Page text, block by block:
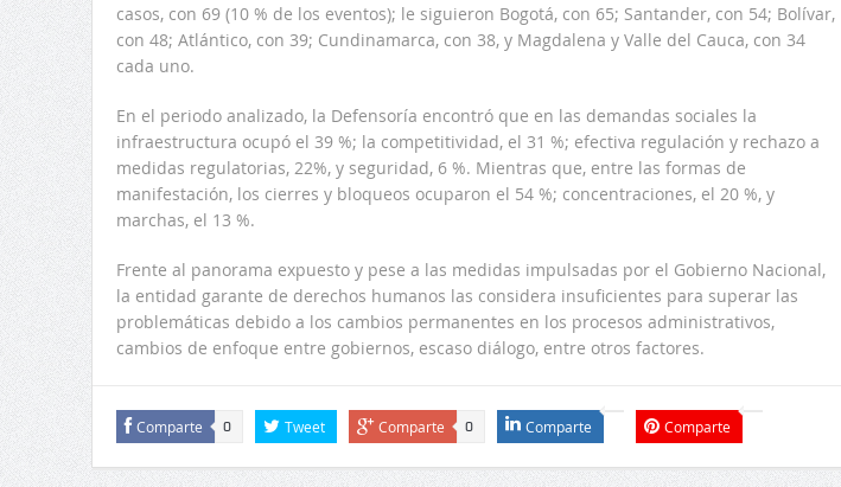
casos, con 69 (10 % de los eventos); le siguieron Bogotá, con 65; Santander, con 54; Bolívar,
con 48; Atlántico, con 39; Cundinamarca, con 38, y Magdalena y Valle del Cauca, con 34
cada uno.
En el periodo analizado, la Defensoría encontró que en las demandas sociales la
infraestructura ocupó el 39 %; la competitividad, el 31 %; efectiva regulación y rechazo a
medidas regulatorias, 22%, y seguridad, 6 %. Mientras que, entre las formas de
manifestación, los cierres y bloqueos ocuparon el 54 %; concentraciones, el 20 %, y
marchas, el 13 %.
Frente al panorama expuesto y pese a las medidas impulsadas por el Gobierno Nacional,
la entidad garante de derechos humanos las considera insuficientes para superar las
problemáticas debido a los cambios permanentes en los procesos administrativos,
cambios de enfoque entre gobiernos, escaso diálogo, entre otros factores.
Comparte 0 Tweet Comparte 0 Comparte Comparte
Delwin Jiménez, nuevo Contralor
El 17 de enero vence plazo de